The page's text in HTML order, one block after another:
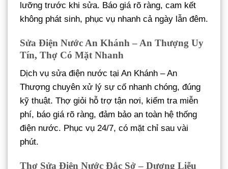
lưỡng trước khi sửa. Báo giá rõ ràng, cam kết
không phát sinh, phục vụ nhanh cả ngày lẫn đêm.
Sửa Điện Nước An Khánh – An Thượng Uy
Tín, Thợ Có Mặt Nhanh
Dịch vụ sửa điện nước tại An Khánh – An
Thượng chuyên xử lý sự cố nhanh chóng, đúng
kỹ thuật. Thợ giỏi hỗ trợ tận nơi, kiểm tra miễn
phí, báo giá rõ ràng, đảm bảo an toàn hệ thống
điện nước. Phục vụ 24/7, có mặt chỉ sau vài
phút.
Thợ Sửa Điện Nước Đắc Sở – Dương Liễu